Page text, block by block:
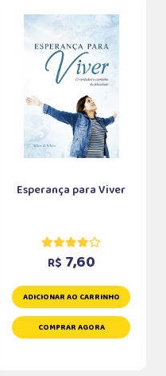
Esperança para Viver
R$ 7,60
ADICIONAR AO CARRINHO
COMPRAR AGORA